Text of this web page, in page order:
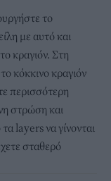
το
με αυτό και
κραγιόν. Στη
κόκκινο κραγιόν
περισσότερη
στρώση και
layers να γίνονται
σταθερό